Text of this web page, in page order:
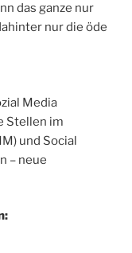
das ganze nur
nur die öde
Media
Stellen im
und Social
– neue